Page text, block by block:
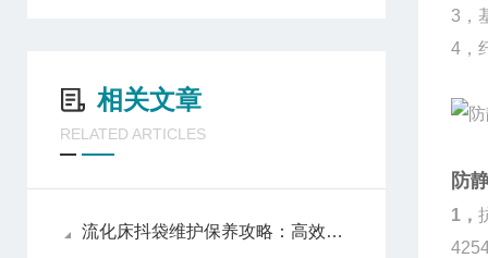
相关文章
RELATED ARTICLES
流化床抖袋维护保养攻略：高效运行的持久保障
3，
4，
防
1，